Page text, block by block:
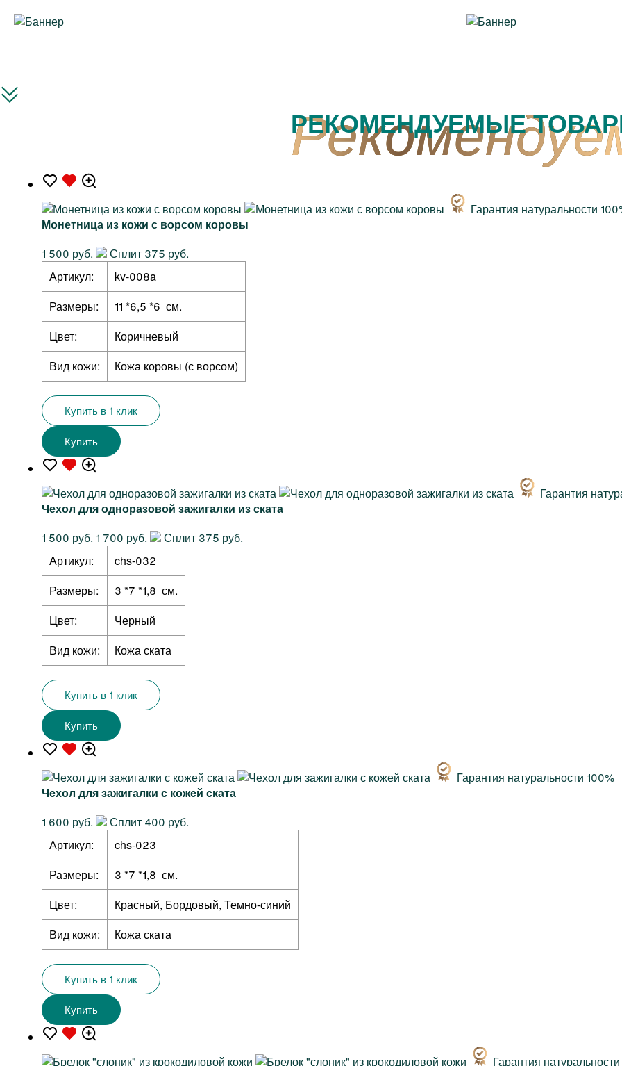
РЕКОМЕНДУЕМЫЕ
Гарантия натуральности
Монетница из кожи с ворсом коровы
1 500 руб.
Сплит 375 руб.
Артикул:
kv-008a
Размеры:
11 *6,5 *6 см.
Цвет:
Коричневый
Вид кожи:
Кожа коровы (с ворсом)
Купить в 1 клик
Купить
Гарантия
Чехол для одноразовой зажигалки из ската
1 500 руб. 1 700 руб.
Сплит 375 руб.
Артикул:
chs-032
Размеры:
3 *7 *1,8 см.
Цвет:
Черный
Вид кожи:
Кожа ската
Купить в 1 клик
Купить
Гарантия натуральности 100%
Чехол для зажигалки с кожей ската
1 600 руб.
Сплит 400 руб.
Артикул:
chs-023
Размеры:
3 *7 *1,8 см.
Цвет:
Красный, Бордовый, Темно-синий
Вид кожи:
Кожа ската
Купить в 1 клик
Купить
Гарантия